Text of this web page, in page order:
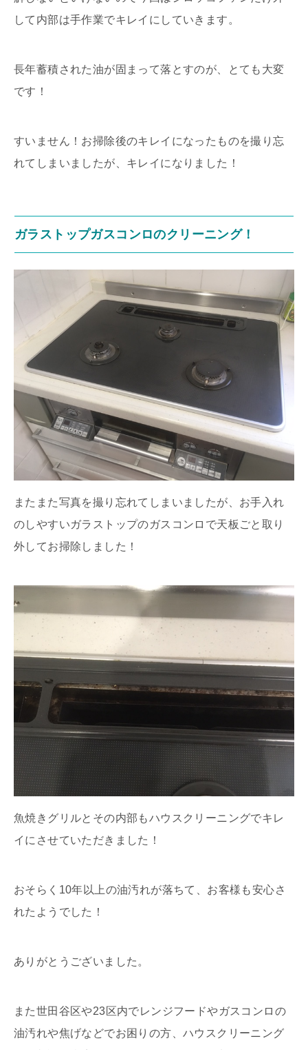
して内部は手作業でキレイにしていきます。
長年蓄積された油が固まって落とすのが、とても大変
です！
すいません！お掃除後のキレイになったものを撮り忘
れてしまいましたが、キレイになりました！
ガラストップガスコンロのクリーニング！
またまた写真を撮り忘れてしまいましたが、お手入れ
のしやすいガラストップのガスコンロで天板ごと取り
外してお掃除しました！
魚焼きグリルとその内部もハウスクリーニングでキレ
イにさせていただきました！
おそらく10年以上の油汚れが落ちて、お客様も安心さ
れたようでした！
ありがとうございました。
また世田谷区や23区内でレンジフードやガスコンロの
油汚れや焦げなどでお困りの方、ハウスクリーニング